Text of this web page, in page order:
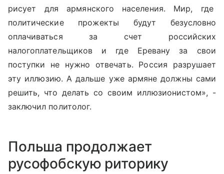
рисует для армянского населения. Мир, где
политические прожекты будут безусловно
оплачиваться за счет российских
налогоплательщиков и где Еревану за свои
поступки не нужно отвечать. Россия разрушает
эту иллюзию. А дальше уже армяне должны сами
решить, что делать со своим иллюзионистом», -
заключил политолог.
Польша продолжает
русофобскую риторику